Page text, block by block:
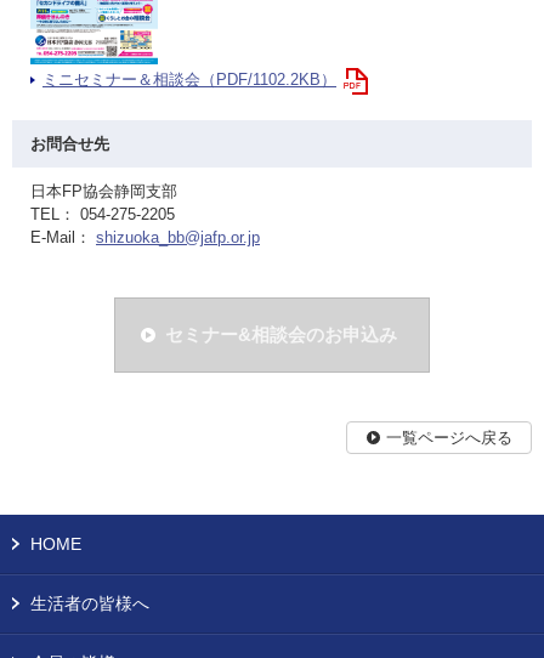
ミニセミナー＆相談会（PDF/1102.2KB）
お問合せ先
日本FP協会静岡支部
TEL： 054-275-2205
E-Mail： shizuoka_bb@jafp.or.jp
セミナー&相談会のお申込み
一覧ページへ戻る
HOME
生活者の皆様へ